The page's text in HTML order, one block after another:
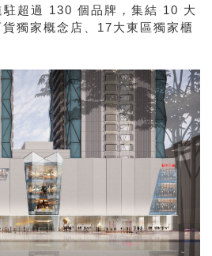
駐超過 130 個品牌，集結 10 大
獨家概念店、17大東區獨家櫃